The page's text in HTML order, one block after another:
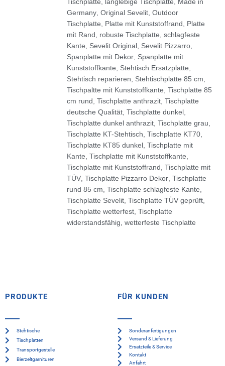
Germany Original Sevelit Outdoor
Tischplatte
Platte mit Kunststoffrand
Platte
mit Rand
robuste Tischplatte schlagfeste
Kante
Sevelit Original Sevelit Pizzarro
Spanplatte mit Dekor Spanplatte mit
Kunststoffkante
Stehtisch Ersatzplatte
Stehtisch reparieren
Stehtischplatte 85 cm
Tischpaltte mit Kunststoffkante Tischplatte 85
cm rund Tischplatte anthrazit Tischplatte
deutsche Qualität Tischplatte dunkel
Tischplatte dunkel anthrazit Tischplatte grau
Tischplatte KT-Stehtisch Tischplatte KT70
Tischplatte KT85 dunkel Tischplatte mit
Kante Tischplatte mit Kunststoffkante
Tischplatte mit Kunststoffrand Tischplatte mit
TÜV Tischplatte Pizzarro Dekor Tischplatte
rund 85 cm Tischplatte schlagfeste Kante
Tischplatte Sevelit Tischplatte TÜV geprüft
Tischplatte wetterfest Tischplatte
widerstandsfähig wetterfeste Tischplatte
PRODUKTE
Stehtische
Tischplatten
Transportgestelle
Bierzeltgarnituren
FÜR KUNDEN
Sonderanfertigungen
Versand & Lieferung
Ersatzteile & Service
Kontakt
Anfahrt